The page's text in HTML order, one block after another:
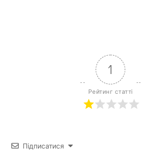
1
Рейтинг статті
Підписатися